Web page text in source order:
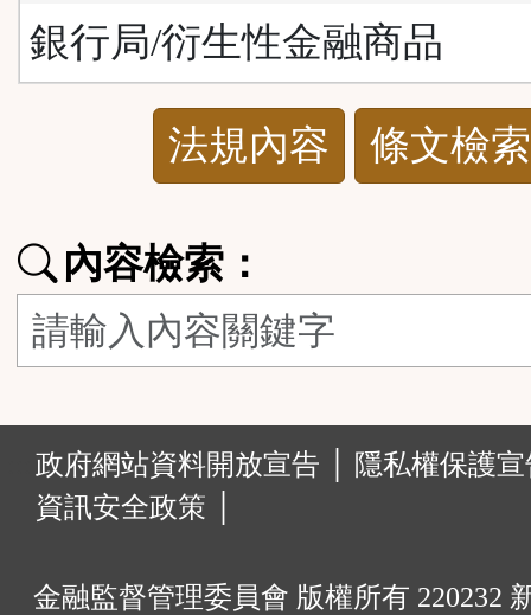
銀行局/衍生性金融商品
功
能
按
鈕
區
法規內容 條文檢索
內容檢索：
政府網站資料開放宣告 │
隱私權保護
資訊安全政策 │
金融監督管理委員會 版權所有 220232